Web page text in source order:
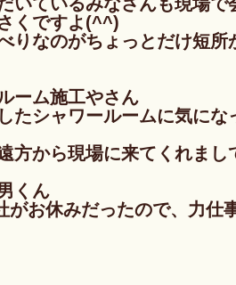
くですよ(^^)
りなのがちょっとだけ短所
ーム施工やさん
たシャワールームに気にな
方から現場に来てくれまし
くん
お休みだったので、力仕